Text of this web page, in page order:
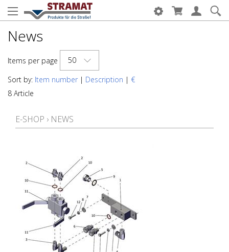
News
Items per page
50
Sort by: Item number | Description | €
8 Article
E-SHOP › NEWS